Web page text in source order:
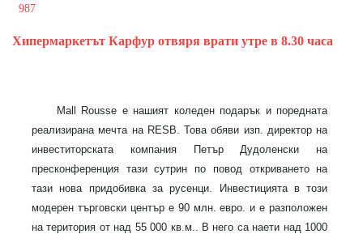
987
Хипермаркетът Карфур отвяря врати утре в 8.30 часа
Mall Rousse е нашият коледен подарък и поредната
реализирана мечта на RESB . Това обяви изп. директор на
инвеститорската компания Петър Дудоленски на
пресконференция тази сутрин по повод откриването на
тази нова придобивка за русенци. Инвестицията в този
модерен търговски център е 90 млн. евро. и е разположен
на територия от над 55 000 кв.м.. В него са наети над 1000